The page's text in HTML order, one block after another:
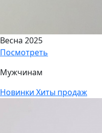
Весна 2025
Посмотреть
Мужчинам
Новинки Хиты продаж